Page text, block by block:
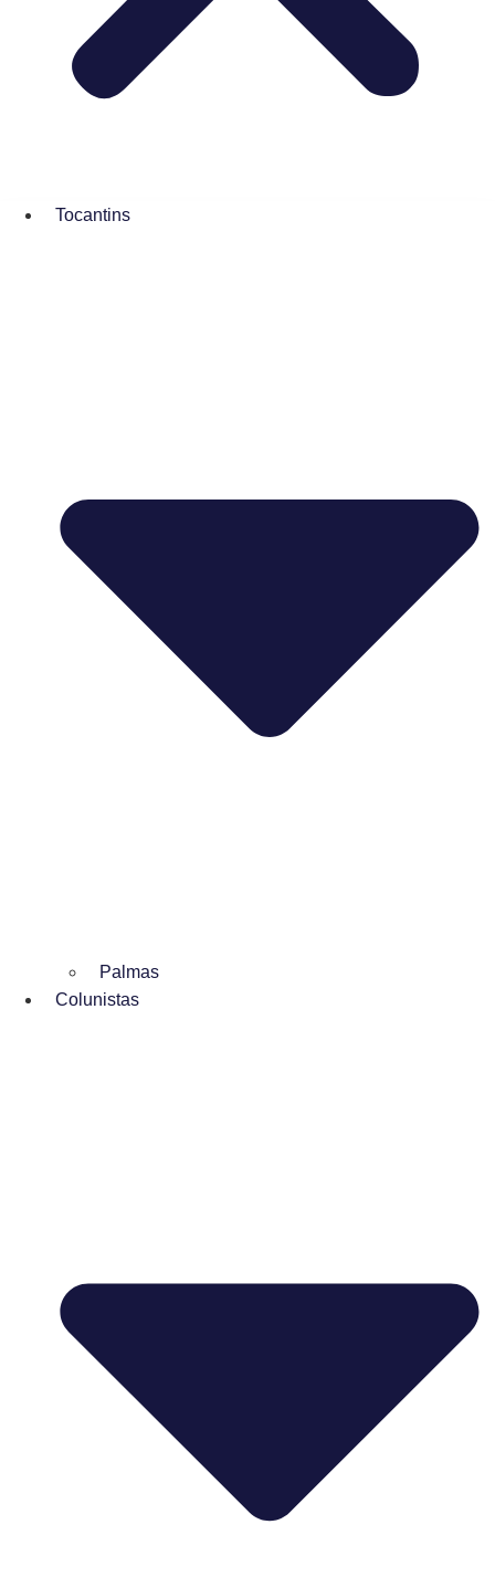
Tocantins
Palmas
Colunistas